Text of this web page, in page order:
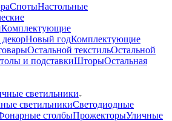
СпотыНастольные
Комплектующие
Новый годКомплектующие
Остальной текстильОстальной
и подставкиШторыОстальная
светильники
светильникиСветодиодные
столбыПрожекторыУличные